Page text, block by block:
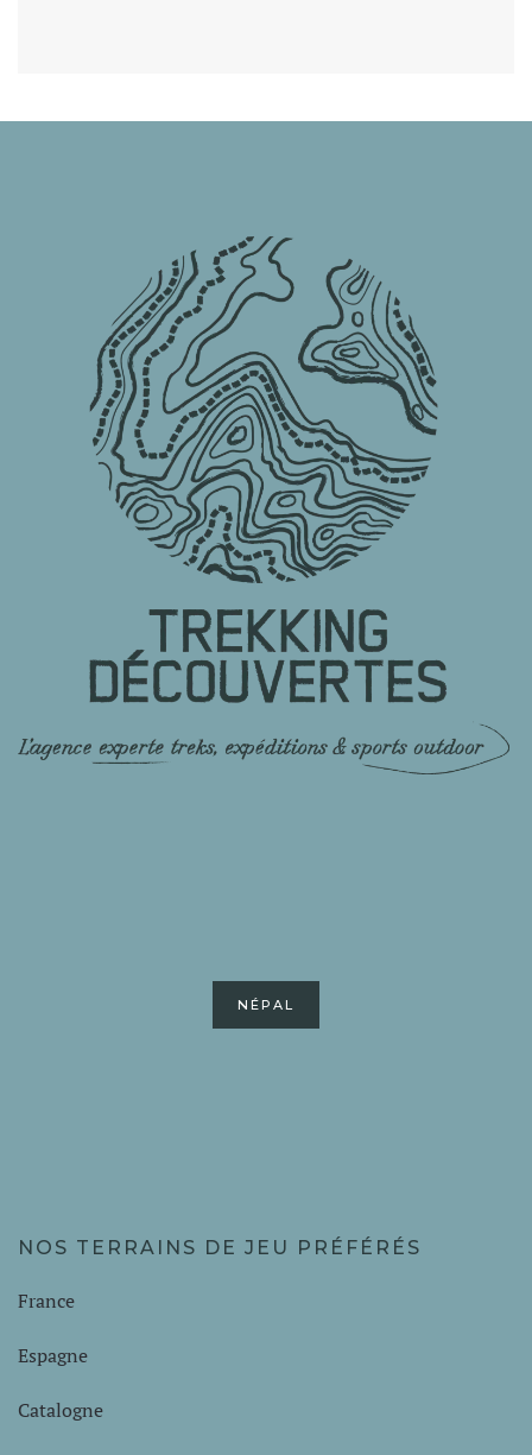
NÉPAL
NOS TERRAINS DE JEU PRÉFÉRÉS
France
Espagne
Catalogne